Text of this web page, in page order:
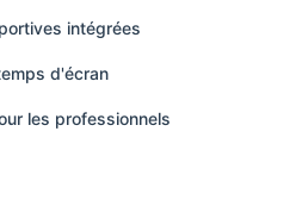
intégrées
d'écran
les professionnels